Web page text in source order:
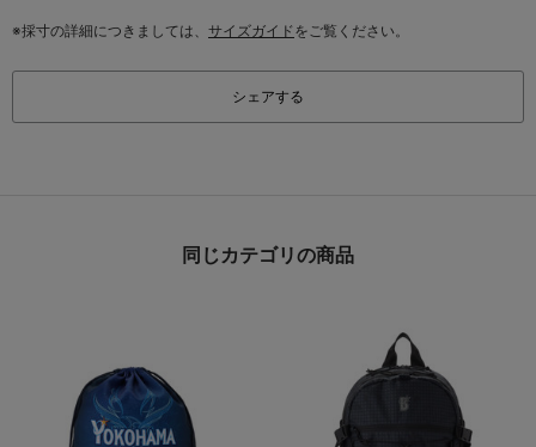
※採寸の詳細につきましては、 サイズガイドをご覧ください。
シェアする
同じカテゴリの商品